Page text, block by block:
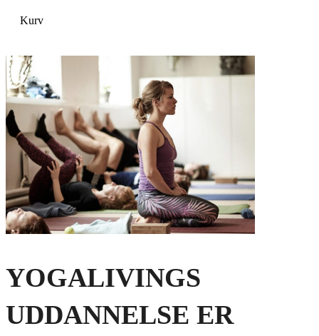
Kurv
YOGALIVINGS
UDDANNELSE ER